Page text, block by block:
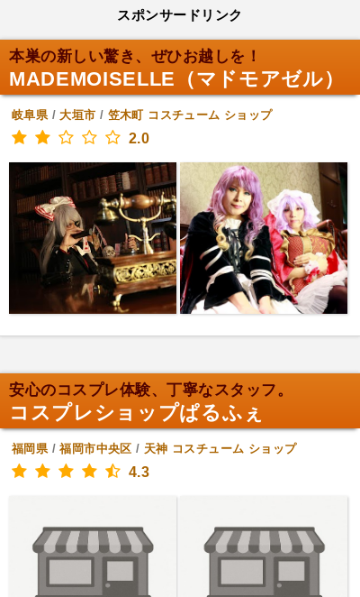
スポンサードリンク
本巣の新しい驚き、ぜひお越しを！
MADEMOISELLE（マドモアゼル）
岐阜県/大垣市 / 笠木町 コスチューム ショップ
2.0
安心のコスプレ体験、丁寧なスタッフ。
コスプレショップぱるふぇ
福岡県/福岡市中央区 / 天神 コスチューム ショップ
4.3